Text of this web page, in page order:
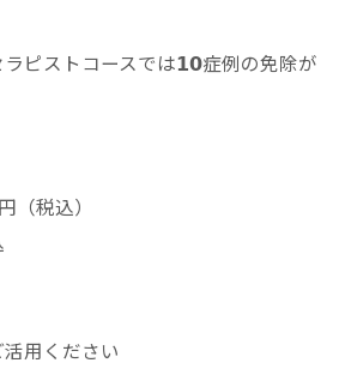
ピストコースでは𝟭𝟬症例の免除が
税込）
用ください